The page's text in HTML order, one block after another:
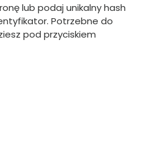
lub podaj unikalny hash
Potrzebne do
pod przyciskiem